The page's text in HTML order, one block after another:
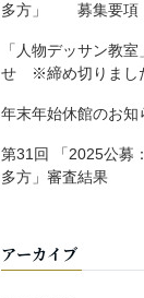
多方」 募集要項
「人物デッサン教
せ ※締め切りまし
年末年始休館のお知
第31回 「2025公募
多方」審査結果
アーカイブ